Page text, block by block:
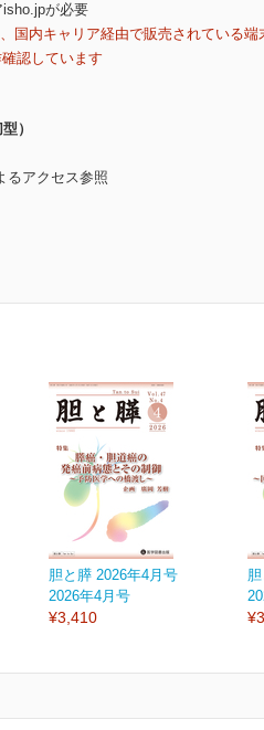
が必要
国内キャリア経由で販売されている端
認しています
）
るアクセス参照
胆と膵 2026年4月号
2026年4月号
¥3,410